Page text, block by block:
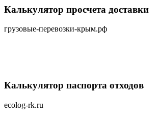
Калькулятор просчета доставки
грузовые-перевозки-крым.рф
Калькулятор паспорта отходов
ecolog-rk.ru